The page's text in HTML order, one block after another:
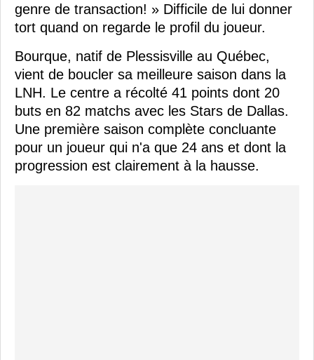
genre de transaction! » Difficile de lui donner
tort quand on regarde le profil du joueur.
Bourque, natif de Plessisville au Québec,
vient de boucler sa meilleure saison dans la
LNH. Le centre a récolté 41 points dont 20
buts en 82 matchs avec les Stars de Dallas.
Une première saison complète concluante
pour un joueur qui n'a que 24 ans et dont la
progression est clairement à la hausse.